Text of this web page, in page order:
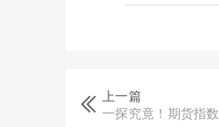
上一篇
一探究竟！期货指